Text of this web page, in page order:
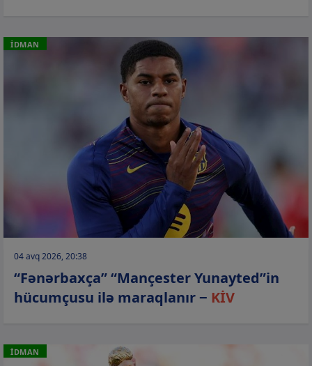
İDMAN
04 avq 2026, 20:38
“Fənərbaxça” “Mançester Yunayted”in
hücumçusu ilə maraqlanır − KİV
İDMAN